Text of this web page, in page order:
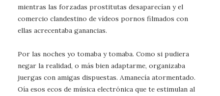
mientras las forzadas prostitutas desaparecían y el
comercio clandestino de vídeos pornos filmados con
ellas acrecentaba ganancias.
Por las noches yo tomaba y tomaba. Como si pudiera
negar la realidad, o más bien adaptarme, organizaba
juergas con amigas dispuestas. Amanecía atormentado.
Oía esos ecos de música electrónica que te estimulan al